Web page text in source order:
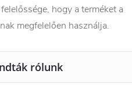
hogy a terméket a
megfelelően használja.